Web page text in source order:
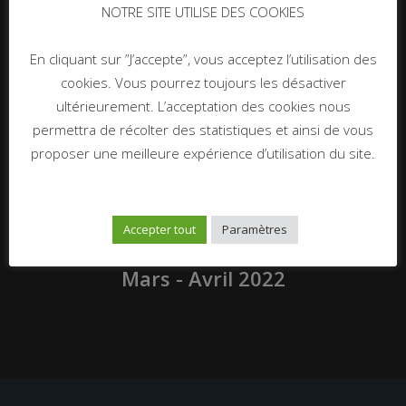
Previous Post
Juillet - Août 2022
Next Post
Mars - Avril 2022
NOTRE SITE UTILISE DES COOKIES
En cliquant sur ”J’accepte”, vous acceptez l’utilisation des
cookies. Vous pourrez toujours les désactiver
ultérieurement. L’acceptation des cookies nous
permettra de récolter des statistiques et ainsi de vous
proposer une meilleure expérience d’utilisation du site.
Accepter tout Paramètres